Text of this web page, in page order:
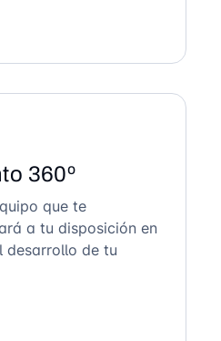
360º
que te
a tu disposición en
desarrollo de tu